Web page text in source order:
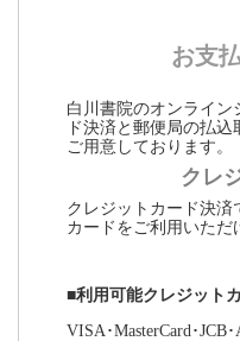
お支
白川書院のオンライン
ド決済と郵便局の払
ご用意しております。
クレ
クレジットカード決済
カードをご利用いただ
■利用可能クレジット
VISA･MasterCard･JCB